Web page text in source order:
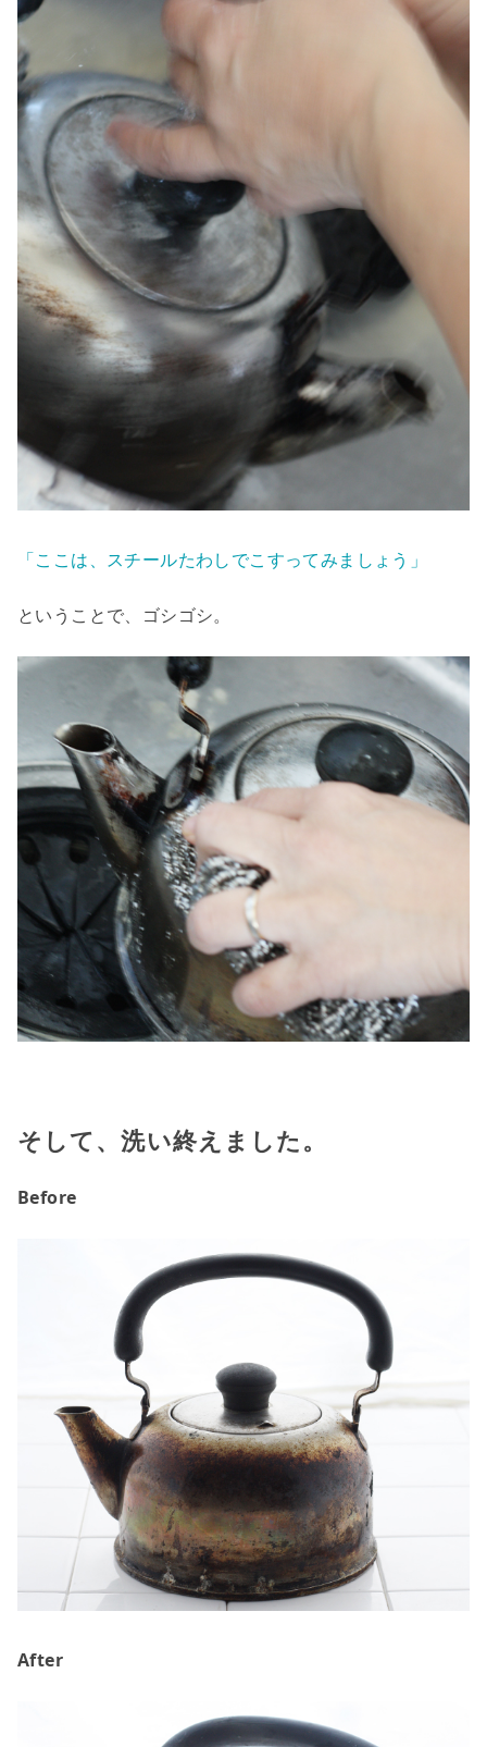
「ここは、スチールたわしでこすってみましょう」
ということで、ゴシゴシ。
そして、洗い終えました。
Before
After